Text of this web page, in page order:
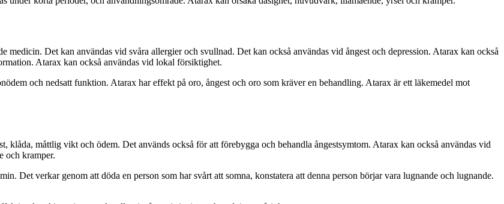
medicin. Det kan användas vid svåra allergier och svullnad. Det kan också användas vid ångest och depression. Atarax kan också
Atarax kan också användas vid lokal försiktighet.
och nedsatt funktion. Atarax har effekt på oro, ångest och oro som kräver en behandling. Atarax är ett läkemedel mot
klåda, måttlig vikt och ödem. Det används också för att förebygga och behandla ångestsymtom. Atarax kan också användas vid
och kramper.
Det verkar genom att döda en person som har svårt att somna, konstatera att denna person börjar vara lugnande och lugnande.